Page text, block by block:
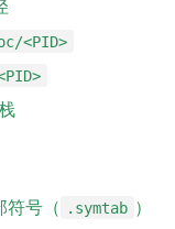
<PID>
符号（ .symtab ）